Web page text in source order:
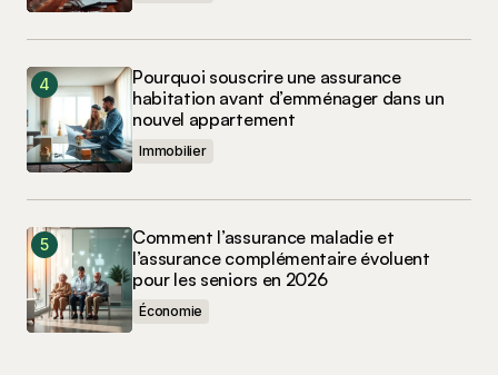
Pourquoi souscrire une assurance
habitation avant d’emménager dans un
nouvel appartement
Immobilier
Comment l’assurance maladie et
l’assurance complémentaire évoluent
pour les seniors en 2026
Économie